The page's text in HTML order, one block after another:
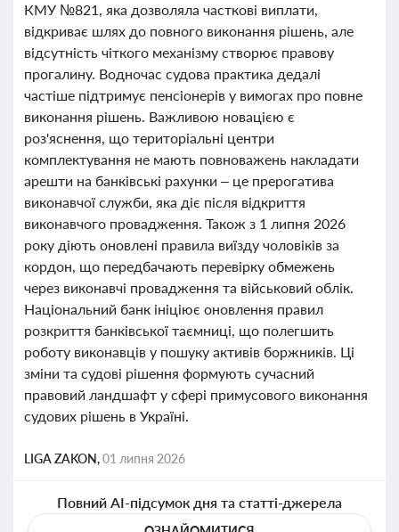
КМУ №821, яка дозволяла часткові виплати,
відкриває шлях до повного виконання рішень, але
відсутність чіткого механізму створює правову
прогалину. Водночас судова практика дедалі
частіше підтримує пенсіонерів у вимогах про повне
виконання рішень. Важливою новацією є
роз'яснення, що територіальні центри
комплектування не мають повноважень накладати
арешти на банківські рахунки – це прерогатива
виконавчої служби, яка діє після відкриття
виконавчого провадження. Також з 1 липня 2026
року діють оновлені правила виїзду чоловіків за
кордон, що передбачають перевірку обмежень
через виконавчі провадження та військовий облік.
Національний банк ініціює оновлення правил
розкриття банківської таємниці, що полегшить
роботу виконавців у пошуку активів боржників. Ці
зміни та судові рішення формують сучасний
правовий ландшафт у сфері примусового виконання
судових рішень в Україні.
LIGA ZAKON,01 липня 2026
Повний AI-підсумок дня та статті-джерела